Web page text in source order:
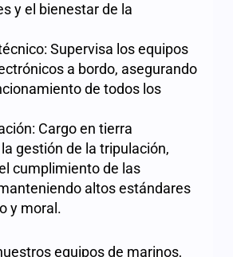
y el bienestar de la
Supervisa los equipos
a bordo, asegurando
de todos los
Cargo en tierra
gestión de la tripulación,
cumplimiento de las
altos estándares
y moral.
equipos de marinos,